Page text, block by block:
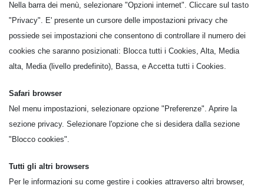
Nella barra dei menù, selezionare "Opzioni internet". Cliccare sul tasto
"Privacy". E' presente un cursore delle impostazioni privacy che
possiede sei impostazioni che consentono di controllare il numero dei
cookies che saranno posizionati: Blocca tutti i Cookies, Alta, Media
alta, Media (livello predefinito), Bassa, e Accetta tutti i Cookies.
Safari browser
Nel menu impostazioni, selezionare opzione "Preferenze". Aprire la
sezione privacy. Selezionare l'opzione che si desidera dalla sezione
"Blocco cookies".
Tutti gli altri browsers
Per le informazioni su come gestire i cookies attraverso altri browser,